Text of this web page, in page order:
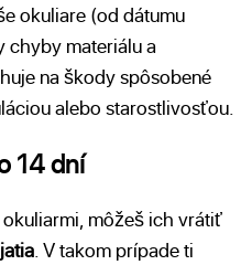
okuliare (od dátumu
chyby materiálu a
na škody spôsobené
alebo starostlivosťou.
14 dní
môžeš ich vrátiť
. V takom prípade ti